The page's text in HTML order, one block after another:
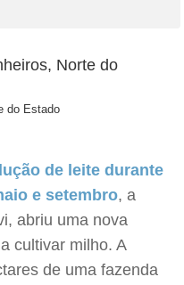
do Estado
de leite durante
e setembro, a
abriu uma nova
cultivar milho. A
de uma fazenda